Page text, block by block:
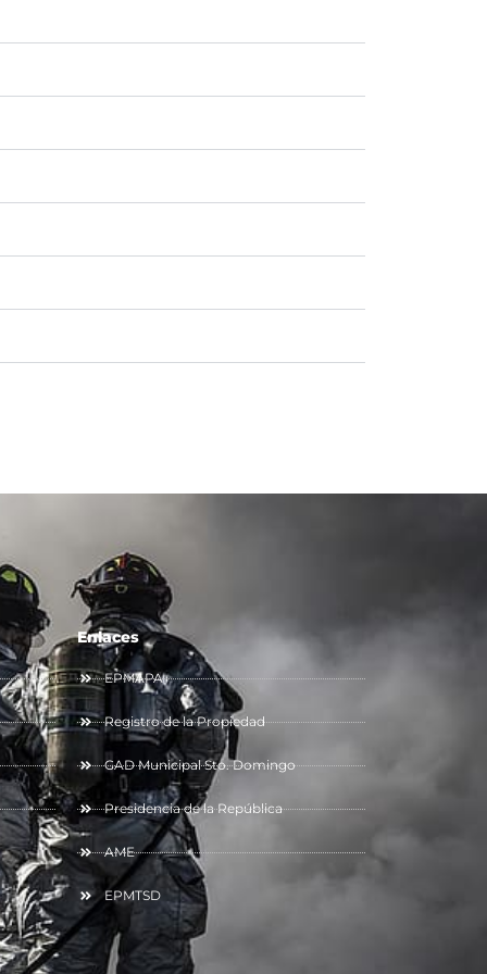
Enlaces
EPMAPA
Registro de la Propiedad
GAD Municipal Sto. Domingo
Presidencia de la República
AME
EPMTSD